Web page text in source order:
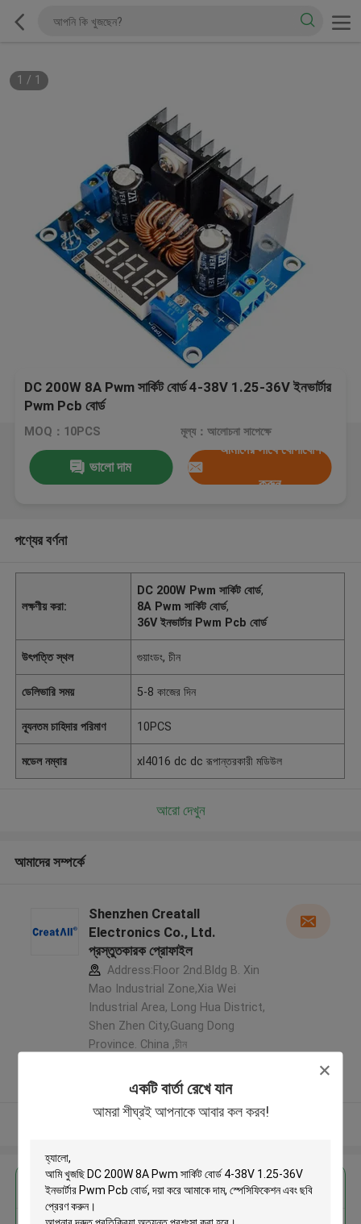
একটি বার্তা রেখে যান
আমরা শীঘ্রই আপনাকে আবার কল করব!
1 / 1
DC 200W 8A Pwm সার্কিট বোর্ড 4-38V 1.25-36V ইনভার্টার
Pwm Pcb বোর্ড
MOQ：10PCS মূল্য：আলোচনা সাপেক্ষে
ভালো দাম
আমাদের সাথে যোগাযোগ
করুন
পণ্যের বর্ণনা
লক্ষণীয় করা:
DC 200W Pwm সার্কিট বোর্ড,
8A Pwm সার্কিট বোর্ড,
36V ইনভার্টার Pwm Pcb বোর্ড
উৎপত্তি স্থল গুয়াংডং, চীন
ডেলিভারি সময় 5-8 কাজের দিন
ন্যূনতম চাহিদার পরিমাণ 10PCS
মডেল নম্বার xl4016 dc dc রূপান্তরকারী মডিউল
আরো দেখুন
আমাদের সম্পর্কে
Shenzhen Creatall
Electronics Co., Ltd.
প্রস্তুতকারক প্রোফাইল
Address:Floor 2nd.Bldg B. Xin
Mao Industrial Zone,Xia Wei
Industrial Area, Long Hua District,
Shen Zhen City,Guang Dong
Province. China ,চীন
যাচাইকৃত সরবরাহকারী
এর সেরা মূল্য পান